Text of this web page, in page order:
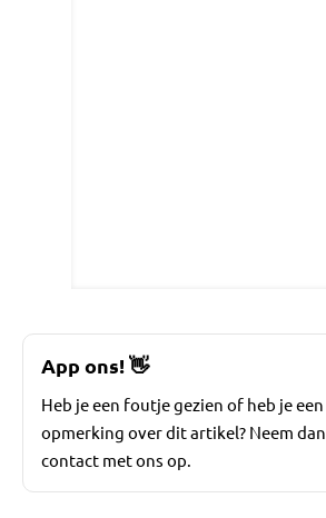
App ons!👋
Heb je een foutje gezien of heb je een
opmerking over dit artikel? Neem dan
contact met ons op.